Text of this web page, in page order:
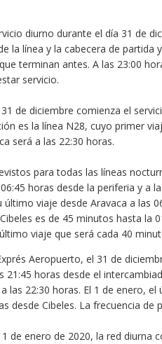
diurno durante el día 31 de
la línea y la cabecera de partida
terminan antes. A las 23:00
servicio.
de diciembre comienza el
es la línea N28, cuyo primer
será a las 22:30 horas.
para todas las líneas
horas desde la periferia y a
último viaje desde Aravaca a las
es de 45 minutos hasta la
viaje que será cada 40
Aeropuerto, el 31 de
21:45 horas desde el
las 22:30 horas. El 1 de enero,
desde Cibeles. La frecuencia de
de enero de 2020, la red diurna